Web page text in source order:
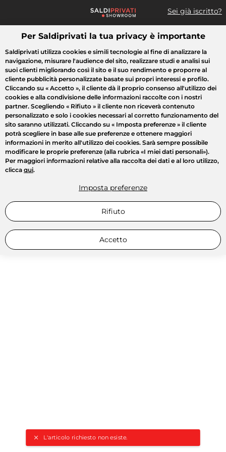
Sei già iscritto?
Cosa cerchi?
L'articolo richiesto non esiste.
Tutte le vendite Moda Casa Bellezza Elettrodomestici
Per Saldiprivati la tua privacy è importante
Saldiprivati utilizza cookies e simili tecnologie al fine di analizzare la
navigazione, misurare l'audience del sito, realizzare studi e analisi sui
suoi clienti migliorando così il sito e il suo rendimento e proporre al
cliente pubblicità personalizzate basate sui propri interessi e profilo.
Cliccando su « Accetto », il cliente dà il proprio consenso all'utilizzo dei
cookies e alla condivisione delle informazioni raccolte con i nostri
partner. Scegliendo « Rifiuto » il cliente non riceverà contenuto
personalizzato e solo i cookies necessari al corretto funzionamento del
sito saranno utilizzati. Cliccando su « Imposta preferenze » il cliente
potrà scegliere in base alle sue preferenze e ottenere maggiori
informazioni in merito all'utilizzo dei cookies. Sarà sempre possibile
modificare le proprie preferenze (alla rubrica «I miei dati personali»).
Per maggiori informazioni relative alla raccolta dei dati e al loro utilizzo,
clicca qui.
Imposta preferenze
Rifiuto
Accetto